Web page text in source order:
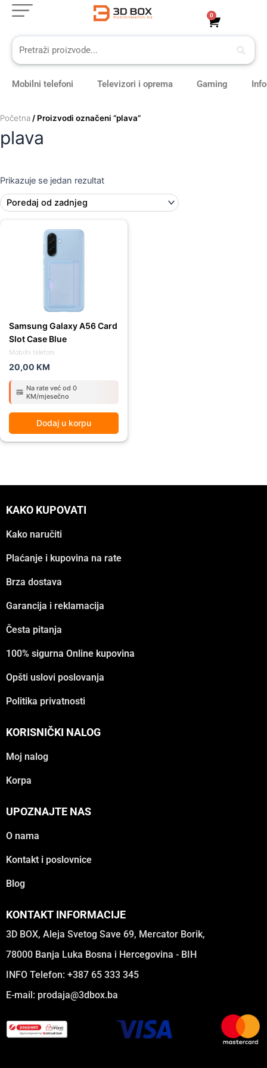
Skip
content
0
Cart
Mobilni telefoni Televizori i oprema Gaming
Početna / Proizvodi označeni “plava”
plava
Prikazuje se jedan rezultat
Mobilni telefoni
Samsung Galaxy A56 Card
Slot Case Blue
20,00 KM
Na rate već od 0
KM/mjesečno
Dodaj u korpu
KAKO KUPOVATI
Kako naručiti
Plaćanje i kupovina na rate
Brza dostava
Garancija i reklamacija
Česta pitanja
100% sigurna Online kupovina
Opšti uslovi poslovanja
Politika privatnosti
KORISNIČKI NALOG
Moj nalog
Korpa
UPOZNAJTE NAS
O nama
Kontakt i poslovnice
Blog
KONTAKT INFORMACIJE
3D BOX, Aleja Svetog Save 69, Mercator Borik,
78000 Banja Luka Bosna i Hercegovina - BIH
INFO Telefon: +387 65 333 345
E-mail: prodaja@3dbox.ba